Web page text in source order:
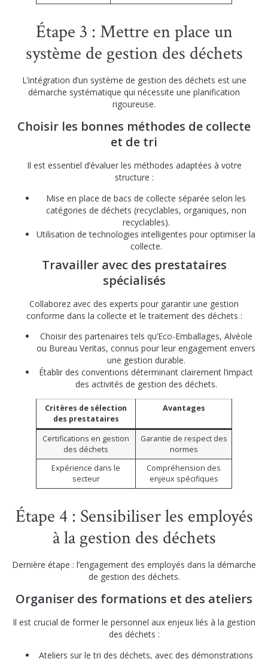
Étape 3 : Mettre en place un
système de gestion des déchets
L’intégration d’un système de gestion des déchets est une
démarche systématique qui nécessite une planification
rigoureuse.
Choisir les bonnes méthodes de collecte
et de tri
Il est essentiel d’évaluer les méthodes adaptées à votre
structure :
Mise en place de bacs de collecte séparée selon les
catégories de déchets (recyclables, organiques, non
recyclables).
Utilisation de technologies intelligentes pour optimiser la
collecte.
Travailler avec des prestataires
spécialisés
Collaborez avec des experts pour garantir une gestion
conforme dans la collecte et le traitement des déchets :
Choisir des partenaires tels qu’Eco-Emballages, Alvéole
ou Bureau Veritas, connus pour leur engagement envers
une gestion durable.
Établir des conventions déterminant clairement l’impact
des activités de gestion des déchets.
Critères de sélection
des prestataires
Avantages
Certifications en gestion
des déchets
Garantie de respect des
normes
Expérience dans le
secteur
Compréhension des
enjeux spécifiques
Étape 4 : Sensibiliser les employés
à la gestion des déchets
Dernière étape : l’engagement des employés dans la démarche
de gestion des déchets.
Organiser des formations et des ateliers
Il est crucial de former le personnel aux enjeux liés à la gestion
des déchets :
Ateliers sur le tri des déchets, avec des démonstrations